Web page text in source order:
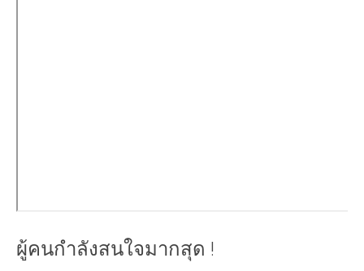
ผู้คนกำลังสนใจมากสุด !